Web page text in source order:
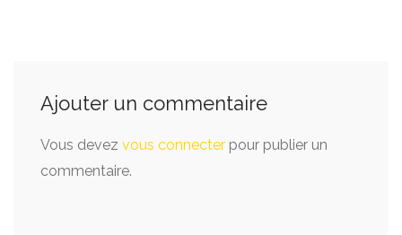
Ajouter un commentaire
Vous devez vous connecter pour publier un
commentaire.